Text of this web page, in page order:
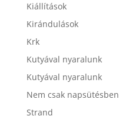
Kiállítások
Kirándulások
Krk
Kutyával nyaralunk
Kutyával nyaralunk
Nem csak napsütésben
Strand